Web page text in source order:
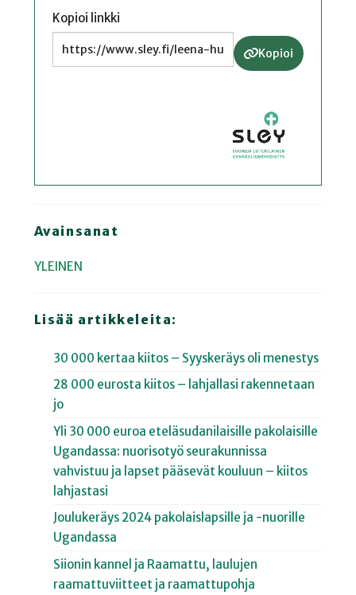
Kopioi linkki
Kopioi
Avainsanat
YLEINEN
Lisää artikkeleita:
30 000 kertaa kiitos – Syyskeräys oli menestys
28 000 eurosta kiitos – lahjallasi rakennetaan
jo
Yli 30 000 euroa eteläsudanilaisille pakolaisille
Ugandassa: nuorisotyö seurakunnissa
vahvistuu ja lapset pääsevät kouluun – kiitos
lahjastasi
Joulukeräys 2024 pakolaislapsille ja -nuorille
Ugandassa
Siionin kannel ja Raamattu, laulujen
raamattuviitteet ja raamattupohja